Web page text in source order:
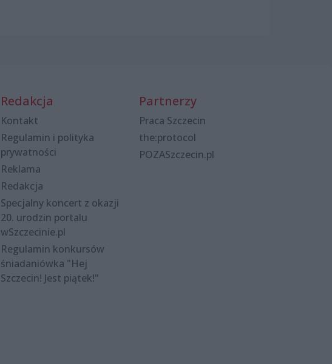
Redakcja
Kontakt
Regulamin i polityka
prywatności
Reklama
Redakcja
Specjalny koncert z okazji
20. urodzin portalu
wSzczecinie.pl
Regulamin konkursów
śniadaniówka "Hej
Szczecin! Jest piątek!"
Partnerzy
Praca Szczecin
the:protocol
POZASzczecin.pl